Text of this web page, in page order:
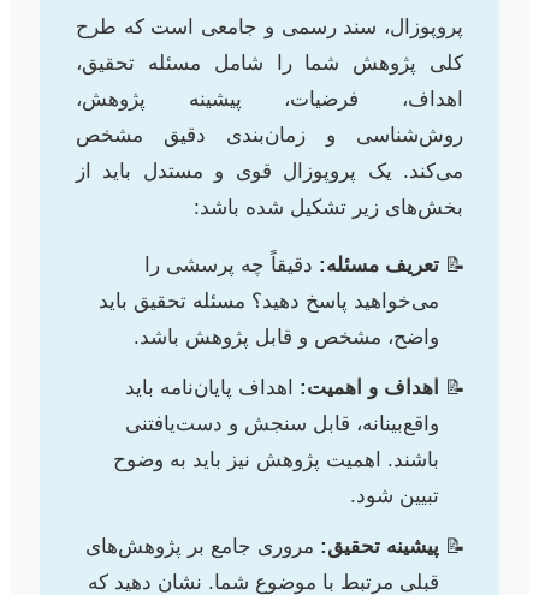
پروپوزال، سند رسمی و جامعی است که طرح
کلی پژوهش شما را شامل مسئله تحقیق،
اهداف، فرضیات، پیشینه پژوهش،
روش‌شناسی و زمان‌بندی دقیق مشخص
می‌کند. یک پروپوزال قوی و مستدل باید از
بخش‌های زیر تشکیل شده باشد:
تعریف مسئله: دقیقاً چه پرسشی را
می‌خواهید پاسخ دهید؟ مسئله تحقیق باید
واضح، مشخص و قابل پژوهش باشد.
اهداف و اهمیت: اهداف پایان‌نامه باید
واقع‌بینانه، قابل سنجش و دست‌یافتنی
باشند. اهمیت پژوهش نیز باید به وضوح
تبیین شود.
پیشینه تحقیق: مروری جامع بر پژوهش‌های
قبلی مرتبط با موضوع شما. نشان دهید که